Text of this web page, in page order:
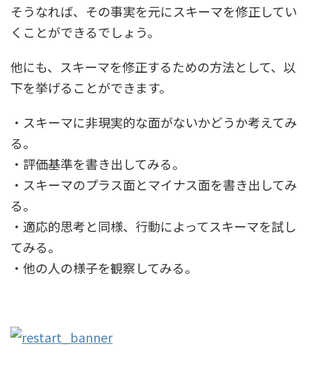
そうなれば、その事実を元にスキーマを修正してい
くことができるでしょう。
他にも、スキーマを修正するための方法として、以
下を挙げることができます。
・スキーマに非現実的な面がないかどうか考えてみ
る。
・評価基準を書き出してみる。
・スキーマのプラス面とマイナス面を書き出してみ
る。
・適応的思考と同様、行動によってスキーマを試し
てみる。
・他の人の様子を観察してみる。